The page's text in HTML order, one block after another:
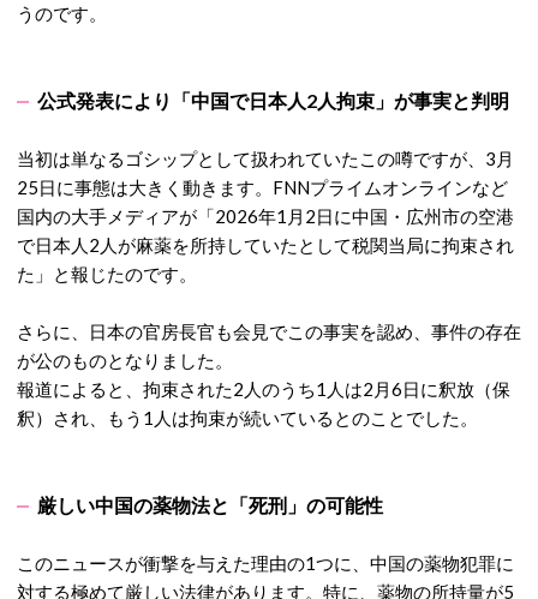
うのです。
公式発表により「中国で日本人2人拘束」が事実と判明
当初は単なるゴシップとして扱われていたこの噂ですが、3月
25日に事態は大きく動きます。 FNNプライムオンラインなど
国内の大手メディアが「2026年1月2日に中国・広州市の空港
で日本人2人が麻薬を所持していたとして税関当局に拘束され
た」と報じたのです。
さらに、日本の官房長官も会見でこの事実を認め、事件の存在
が公のものとなりました。
報道によると、拘束された2人のうち1人は2月6日に釈放（保
釈）され、もう1人は拘束が続いているとのことでした。
厳しい中国の薬物法と「死刑」の可能性
このニュースが衝撃を与えた理由の1つに、中国の薬物犯罪に
対する極めて厳しい法律があります。 特に、薬物の所持量が5